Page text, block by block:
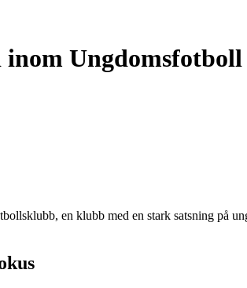
Ungdomsfotboll
en klubb med en stark satsning på